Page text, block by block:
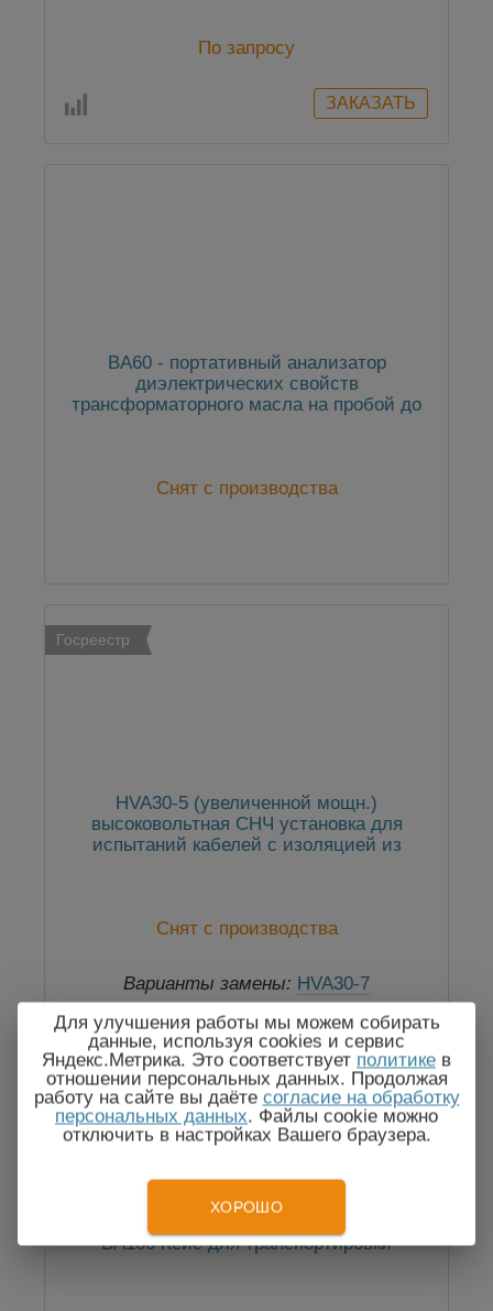
По запросу
BA60 - портативный анализатор
диэлектрических свойств
трансформаторного масла на пробой до
Снят с производства
Госреестр
HVA30-5 (увеличенной мощн.)
высоковольтная СНЧ установка для
испытаний кабелей с изоляцией из
Снят с производства
Варианты замены: HVA30-7
BA100 Кейс для транспортировки
Для улучшения работы мы можем собирать
данные, используя cookies и сервис
Яндекс.Метрика. Это соответствует политике в
отношении персональных данных. Продолжая
работу на сайте вы даёте согласие на обработку
персональных данных. Файлы cookie можно
отключить в настройках Вашего браузера.
ХОРОШО